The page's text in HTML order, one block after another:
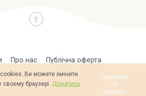
Про нас Публічна оферта
конфіденційності
Ви можете змінити
браузері. Дізнатись
Прийняти
та
Закрити